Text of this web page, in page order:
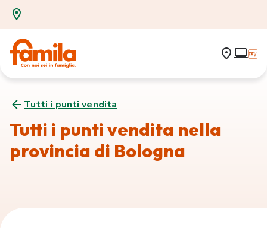
Tutti i punti vendita
Tutti i punti vendita nella
provincia di Bologna